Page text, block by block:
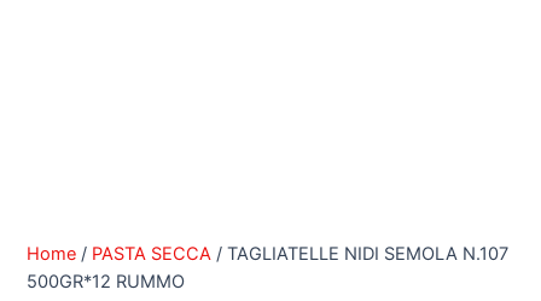
Home / PASTA SECCA / TAGLIATELLE NIDI SEMOLA N.107
500GR*12 RUMMO